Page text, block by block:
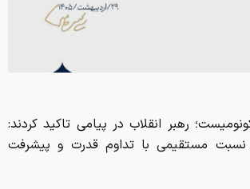
رهبر انقلاب در پیامی تاکید کردند:
مستقیمی با تداوم قدرت و پیشرفت